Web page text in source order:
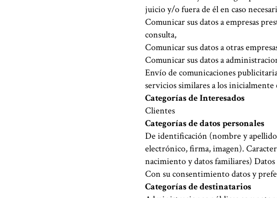
juicio y/o fuera de él en caso
Comunicar sus datos a empresas
consulta,
Comunicar sus datos a otras
Comunicar sus datos a
Envío de comunicaciones
servicios similares a los inicialmente
Categorías de Interesados
Clientes
Categorías de datos personales
De identificación (nombre y
electrónico, firma, imagen).
nacimiento y datos familiares) Datos
Con su consentimiento datos y
Categorías de destinatarios